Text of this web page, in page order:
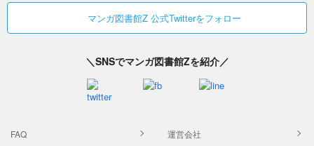
マンガ図書館Z 公式Twitterをフォロー
＼SNSでマンガ図書館Zを紹介／
FAQ 運営会社